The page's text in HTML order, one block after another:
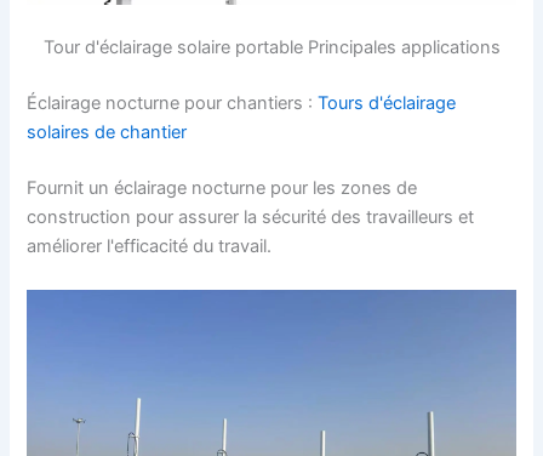
Tour d'éclairage solaire portable Principales applications
Éclairage nocturne pour chantiers :Tours d'éclairage
solaires de chantier
Fournit un éclairage nocturne pour les zones de
construction pour assurer la sécurité des travailleurs et
améliorer l'efficacité du travail.